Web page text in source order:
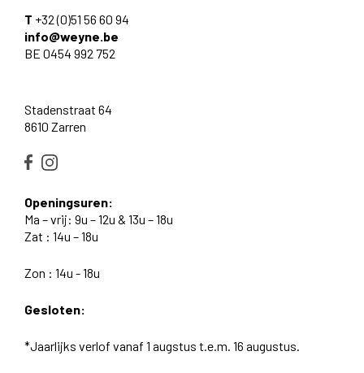
T +32 (0)51 56 60 94
info@weyne.be
BE 0454 992 752
Stadenstraat 64
8610 Zarren
Openingsuren:
Ma – vrij: 9u – 12u & 13u – 18u
Zat : 14u – 18u
Zon : 14u - 18u
Gesloten:
*Jaarlijks verlof vanaf 1 augstus t.e.m. 16 augustus.